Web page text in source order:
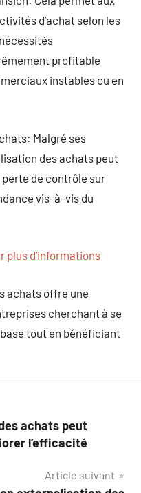
d’achat selon les
profitable
instables ou en
Malgré ses
des achats peut
de contrôle sur
vis-à-vis du
plus d’informations
achats offre une
cherchant à se
tout en bénéficiant
achats peut
l’efficacité
Article suivant